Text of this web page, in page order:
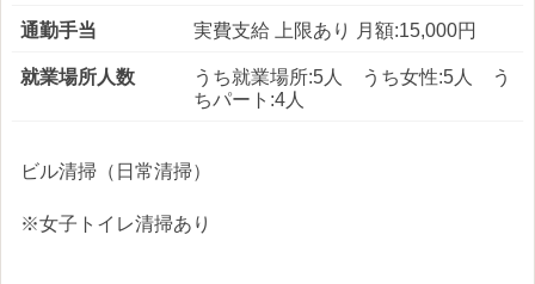
通勤手当 実費支給 上限あり 月額:15,000円
就業場所人数
うち就業場所:5人 うち女性:5人 う
ちパート:4人
ビル清掃（日常清掃）
※女子トイレ清掃あり